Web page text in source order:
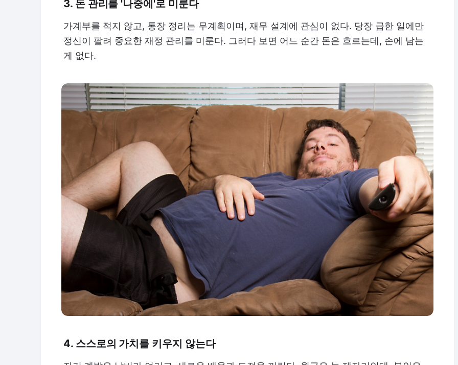
3. 돈 관리를 '나중에'로 미룬다
가계부를 적지 않고, 통장 정리는 무계획이며, 재무 설계에 관심이 없다. 당장 급한 일에만
정신이 팔려 중요한 재정 관리를 미룬다. 그러다 보면 어느 순간 돈은 흐르는데, 손에 남는
게 없다.
4. 스스로의 가치를 키우지 않는다